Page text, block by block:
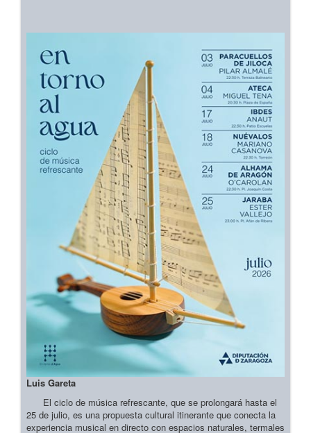
Luis Gareta
El ciclo de música refrescante, que se prolongará hasta el
25 de julio, es una propuesta cultural itinerante que conecta la
experiencia musical en directo con espacios naturales, termales